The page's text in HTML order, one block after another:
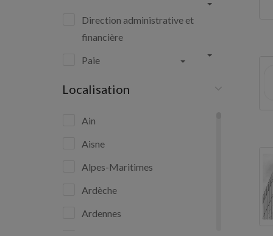
Direction administrative et
financière
Paie
Localisation
Ain
Aisne
Alpes-Maritimes
Ardèche
Ardennes